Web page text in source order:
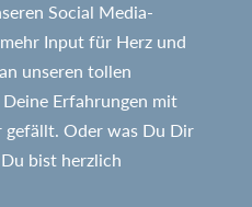
Social Media-
Input für Herz und
unseren tollen
Erfahrungen mit
gefällt. Oder was Du Dir
bist herzlich